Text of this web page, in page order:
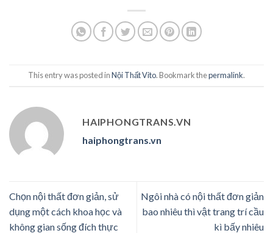
This entry was posted inNội Thất Vito. Bookmark thepermalink.
HAIPHONGTRANS.VN
haiphongtrans.vn
Chọn nội thất đơn giản, sử
dụng một cách khoa học và
không gian sống đích thực
Ngôi nhà có nội thất đơn giản
bao nhiêu thì vật trang trí cầu
kì bấy nhiêu